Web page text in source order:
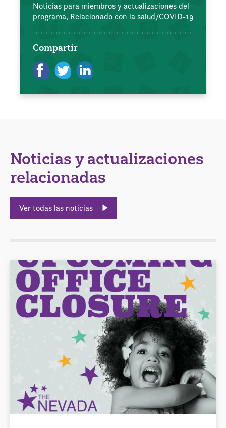
Noticias para miembros y actualizaciones del
programa, Relacionado con la salud/COVID-19
Compartir
Noticias y actualizaciones
relacionadas
Ver todas las noticias